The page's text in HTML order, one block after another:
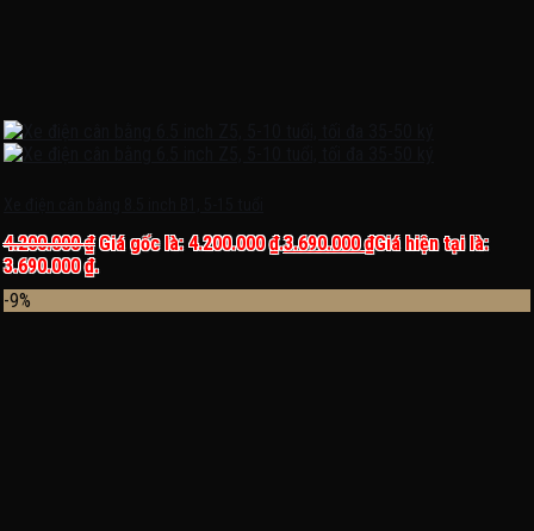
4.200.000₫ Giá gốc là: 4.200.000 ₫.3.690.000₫Giá hiện tại là:
3.690.000 ₫.
-9%